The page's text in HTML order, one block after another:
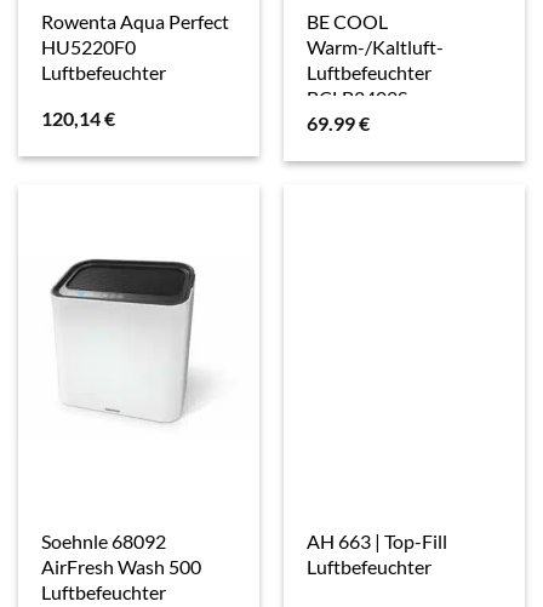
Rowenta Aqua Perfect
HU5220F0
Luftbefeuchter
120,14€
BE COOL
Warm-/Kaltluft-
Luftbefeuchter
BCLB2402S
69.99€
Soehnle 68092
AirFresh Wash 500
Luftbefeuchter
AH 663 | Top-Fill
Luftbefeuchter